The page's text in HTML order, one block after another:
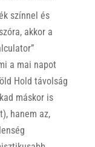
színnel és
akkor a
a mai napot
Hold távolság
máskor is
hanem az,